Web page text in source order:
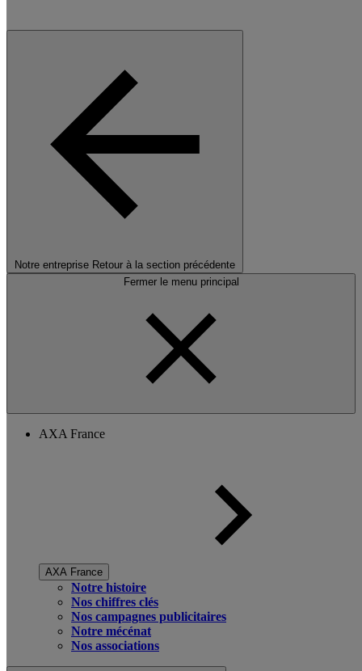
Notre entreprise Retour à la section précédente
Fermer le menu principal
AXA France
AXA France
Notre histoire
Nos chiffres clés
Nos campagnes publicitaires
Notre mécénat
Nos associations